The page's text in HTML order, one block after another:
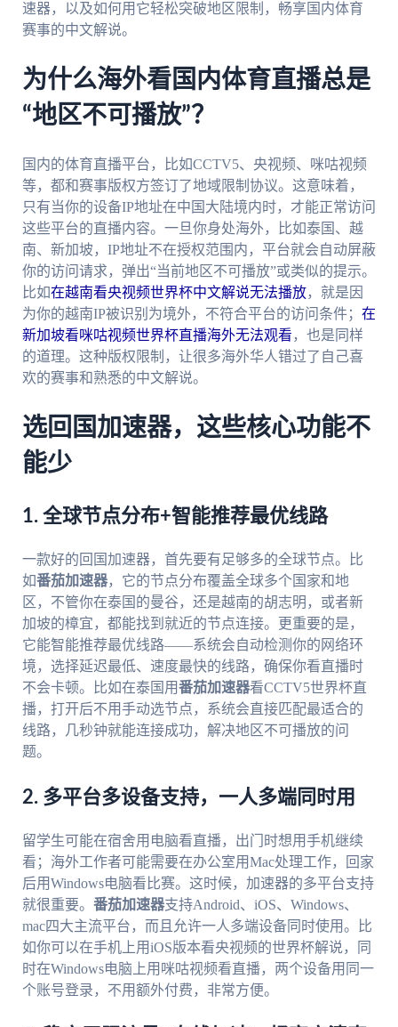
速器，以及如何用它轻松突破地区限制，畅享国内体育
赛事的中文解说。
为什么海外看国内体育直播总是
“地区不可播放”？
国内的体育直播平台，比如CCTV5、央视频、咪咕视频
等，都和赛事版权方签订了地域限制协议。这意味着，
只有当你的设备IP地址在中国大陆境内时，才能正常访问
这些平台的直播内容。一旦你身处海外，比如泰国、越
南、新加坡，IP地址不在授权范围内，平台就会自动屏蔽
你的访问请求，弹出“当前地区不可播放”或类似的提示。
比如在越南看央视频世界杯中文解说无法播放，就是因
为你的越南IP被识别为境外，不符合平台的访问条件； 在
新加坡看咪咕视频世界杯直播海外无法观看 ，也是同样
的道理。这种版权限制，让很多海外华人错过了自己喜
欢的赛事和熟悉的中文解说。
选回国加速器，这些核心功能不
能少
1. 全球节点分布+智能推荐最优线路
一款好的回国加速器，首先要有足够多的全球节点。比
如番茄加速器，它的节点分布覆盖全球多个国家和地
区，不管你在泰国的曼谷，还是越南的胡志明，或者新
加坡的樟宜，都能找到就近的节点连接。更重要的是，
它能智能推荐最优线路——系统会自动检测你的网络环
境，选择延迟最低、速度最快的线路，确保你看直播时
不会卡顿。比如在泰国用番茄加速器看CCTV5世界杯直
播，打开后不用手动选节点，系统会直接匹配最适合的
线路，几秒钟就能连接成功，解决地区不可播放的问
题。
2. 多平台多设备支持，一人多端同时用
留学生可能在宿舍用电脑看直播，出门时想用手机继续
看；海外工作者可能需要在办公室用Mac处理工作，回家
后用Windows电脑看比赛。这时候，加速器的多平台支持
就很重要。 番茄加速器支持Android、iOS、Windows、
mac四大主流平台，而且允许一人多端设备同时使用。比
如你可以在手机上用iOS版本看央视频的世界杯解说，同
时在Windows电脑上用咪咕视频看直播，两个设备用同一
个账号登录，不用额外付费，非常方便。